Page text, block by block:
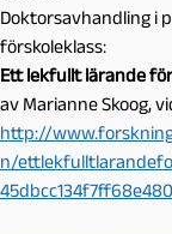
Doktorsavhandling i
förskoleklass:
Ett lekfullt lärande
av Marianne Skoog,
http://
n/